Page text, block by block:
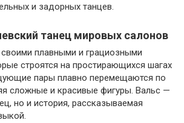
и задорных танцев.
танец мировых салонов
своими плавными и грациозными
строятся на простирающихся шагах
пары плавно перемещаются по
сложные и красивые фигуры. Вальс —
но и история, рассказываемая